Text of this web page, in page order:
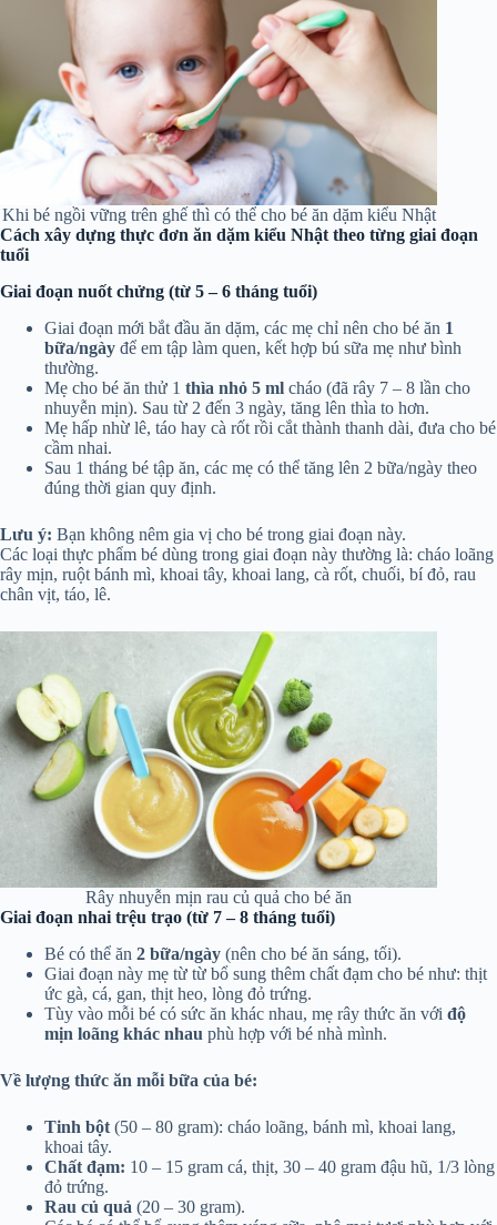
Khi bé ngồi vững trên ghế thì có thể cho bé ăn dặm kiểu Nhật
Cách xây dựng thực đơn ăn dặm kiểu Nhật theo từng giai đoạn
tuổi
Giai đoạn nuốt chửng (từ 5 – 6 tháng tuổi)
Giai đoạn mới bắt đầu ăn dặm, các mẹ chỉ nên cho bé ăn 1
bữa/ngày để em tập làm quen, kết hợp bú sữa mẹ như bình
thường.
Mẹ cho bé ăn thử 1 thìa nhỏ 5 ml cháo (đã rây 7 – 8 lần cho
nhuyễn mịn). Sau từ 2 đến 3 ngày, tăng lên thìa to hơn.
Mẹ hấp nhừ lê, táo hay cà rốt rồi cắt thành thanh dài, đưa cho bé
cầm nhai.
Sau 1 tháng bé tập ăn, các mẹ có thể tăng lên 2 bữa/ngày theo
đúng thời gian quy định.
Lưu ý: Bạn không nêm gia vị cho bé trong giai đoạn này.
Các loại thực phẩm bé dùng trong giai đoạn này thường là: cháo loãng
rây mịn, ruột bánh mì, khoai tây, khoai lang, cà rốt, chuối, bí đỏ, rau
chân vịt, táo, lê.
Rây nhuyễn mịn rau củ quả cho bé ăn
Giai đoạn nhai trệu trạo (từ 7 – 8 tháng tuổi)
Bé có thể ăn 2 bữa/ngày (nên cho bé ăn sáng, tối).
Giai đoạn này mẹ từ từ bổ sung thêm chất đạm cho bé như: thịt
ức gà, cá, gan, thịt heo, lòng đỏ trứng.
Tùy vào mỗi bé có sức ăn khác nhau, mẹ rây thức ăn với độ
mịn loãng khác nhau phù hợp với bé nhà mình.
Về lượng thức ăn mỗi bữa của bé:
Tinh bột (50 – 80 gram): cháo loãng, bánh mì, khoai lang,
khoai tây.
Chất đạm: 10 – 15 gram cá, thịt, 30 – 40 gram đậu hũ, 1/3 lòng
đỏ trứng.
Rau củ quả (20 – 30 gram).